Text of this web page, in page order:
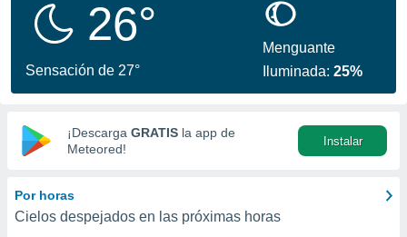
calidad.
a este
las
y
digital
basada
26°
Sensación de 27°
Menguante
Iluminada:25%
¡Descarga GRATIS la app de
Meteored!
Instalar
Por horas
Cielos despejados en las próximas horas